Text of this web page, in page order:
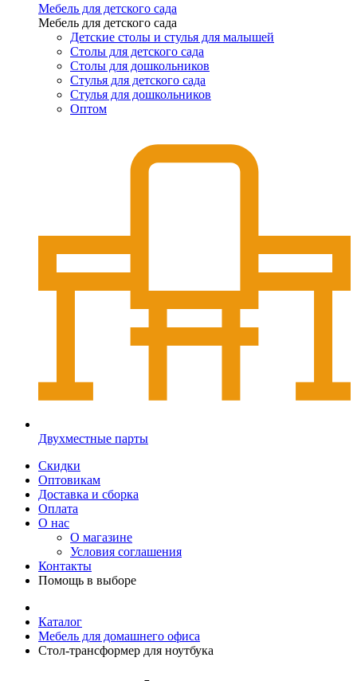
Мебель для детского сада
Мебель для детского сада
Детские столы и стулья для малышей
Столы для детского сада
Столы для дошкольников
Стулья для детского сада
Стулья для дошкольников
Оптом
Двухместные парты
Скидки
Оптовикам
Доставка и сборка
Оплата
О нас
О магазине
Условия соглашения
Контакты
Помощь в выборе
Каталог
Мебель для домашнего офиса
Стол-трансформер для ноутбука